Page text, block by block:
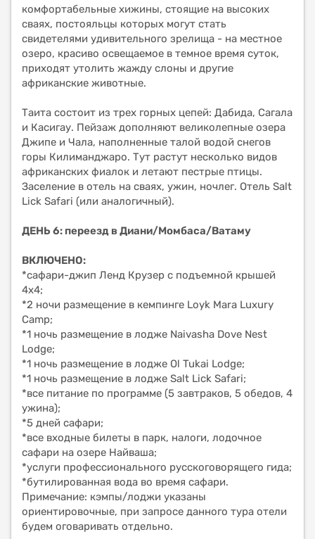
комфортабельные хижины, стоящие на высоких
сваях, постояльцы которых могут стать
свидетелями удивительного зрелища - на местное
озеро, красиво освещаемое в темное время суток,
приходят утолить жажду слоны и другие
африканские животные.
Таита состоит из трех горных цепей: Дабида, Сагала
и Касигау. Пейзаж дополняют великолепные озера
Джипе и Чала, наполненные талой водой снегов
горы Килиманджаро. Тут растут несколько видов
африканских фиалок и летают пестрые птицы.
Заселение в отель на сваях, ужин, ночлег. Отель Salt
Lick Safari (или аналогичный).
ДЕНЬ 6: переезд в Диани/Момбаса/Ватаму
ВКЛЮЧЕНО:
*сафари-джип Ленд Крузер с подъемной крышей
4х4;
*2 ночи размещение в кемпинге Loyk Mara Luxury
Camp;
*1 ночь размещение в лодже Naivasha Dove Nest
Lodge;
*1 ночь размещение в лодже Ol Tukai Lodge;
*1 ночь размещение в лодже Salt Lick Safari;
*все питание по программе (5 завтраков, 5 обедов, 4
ужина);
*5 дней сафари;
*все входные билеты в парк, налоги, лодочное
сафари на озере Найваша;
*услуги профессионального русскоговорящего гида;
*бутилированная вода во время сафари.
Примечание: кэмпы/лоджи указаны
ориентировочные, при запросе данного тура отели
будем оговаривать отдельно.